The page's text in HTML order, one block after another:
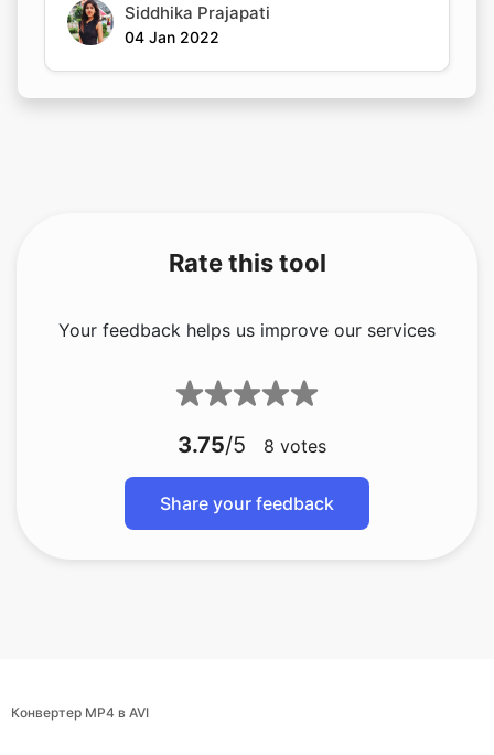
Siddhika Prajapati
04 Jan 2022
Rate this tool
Your feedback helps us improve our services
3.75/5 8 votes
Share your feedback
Конвертер MP4 в AVI